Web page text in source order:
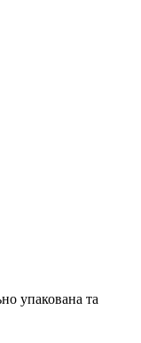
упакована та